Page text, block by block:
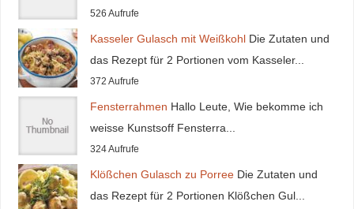
526 Aufrufe
Kasseler Gulasch mit Weißkohl Die Zutaten und
das Rezept für 2 Portionen vom Kasseler...
372 Aufrufe
Fensterrahmen Hallo Leute, Wie bekomme ich
weisse Kunstsoff Fensterra...
324 Aufrufe
Klößchen Gulasch zu Porree Die Zutaten und
das Rezept für 2 Portionen Klößchen Gul...